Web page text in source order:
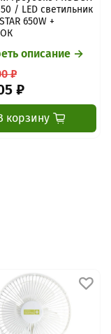
/ LED светильник
650W +
описание →
₽
₽
корзину